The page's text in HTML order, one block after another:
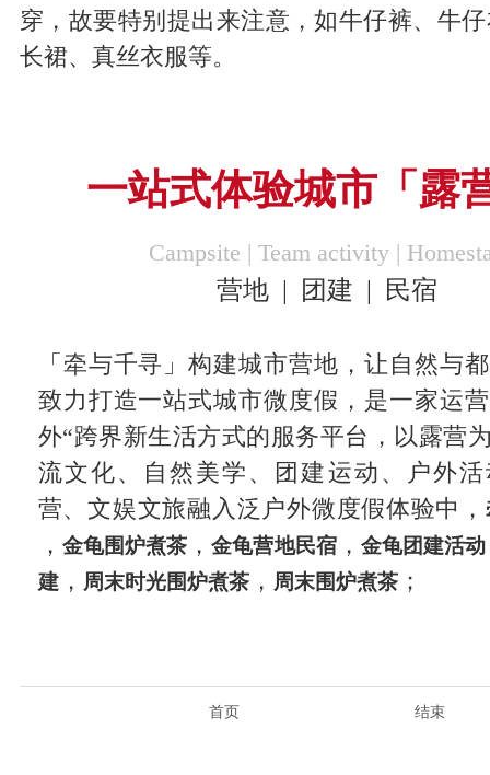
穿，故要特别提出来注意，如牛仔裤、牛
长裙、真丝衣服等。
一站式体验城市「露
Campsite | Team activity |
营地 | 团建 | 民宿
「牵与千寻」构建城市营地，让自然与
致力打造一站式城市微度假，是一家运
外“跨界新生活方式的服务平台，以露营
流文化、自然美学、团建运动、户外
营、文娱文旅融入泛户外微度假体验中，
， 金龟围炉煮茶 ，金龟营地民宿， 金龟团建活动
建， 周末时光围炉煮茶， 周末围炉煮茶；
首页 结束